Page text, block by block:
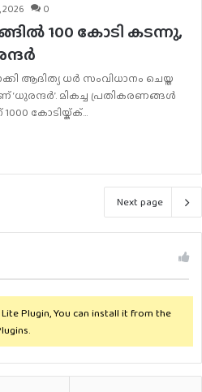
2026 0
100 കോടി കടന്നു,
ആദിത്യ ധർ സംവിധാനം ചെയ്ത
‘ധുരന്ദർ’. മികച്ച പ്രതികരണങ്ങൾ
1000 കോടിയ്ക്ക്…
Next page
Plugin, You can install it from the